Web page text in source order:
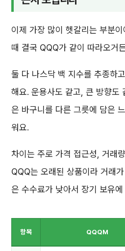
이제 가장 많이 헷갈리는 부분
때 결국 QQQ가 같이 따라오거
둘 다 나스닥 백 지수를 추종하
해요. 운용사도 같고, 큰 방향도
은 바구니를 다른 그릇에 담은
워요.
차이는 주로 가격 접근성, 거래
QQQ는 오래된 상품이라 거래
은 수수료가 낮아서 장기 보유
항목 QQQM